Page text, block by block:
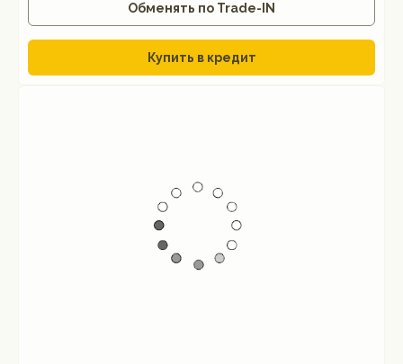
Обменять по Trade-IN
Купить в кредит